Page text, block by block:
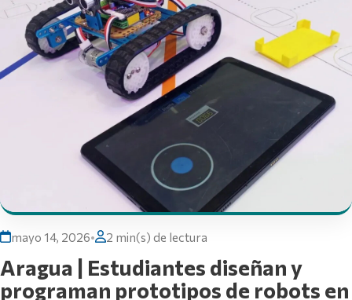
mayo 14, 2026• 2 min(s) de lectura
Aragua | Estudiantes diseñan y
programan prototipos de robots en